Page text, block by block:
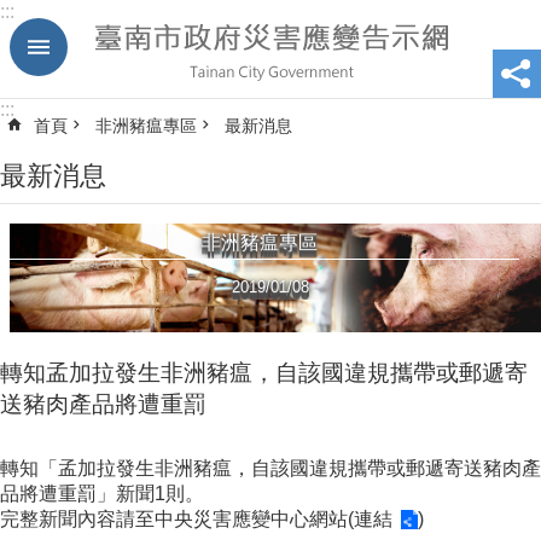
跳到主要內容區塊
:::
:::
首頁 非洲豬瘟專區 最新消息
最新消息
非洲豬瘟專區
2019/01/08
轉知孟加拉發生非洲豬瘟，自該國違規攜帶或郵遞寄
送豬肉產品將遭重罰
轉知「孟加拉發生非洲豬瘟，自該國違規攜帶或郵遞寄送豬肉產
品將遭重罰」新聞1則。
完整新聞內容請至中央災害應變中心網站(連結 )